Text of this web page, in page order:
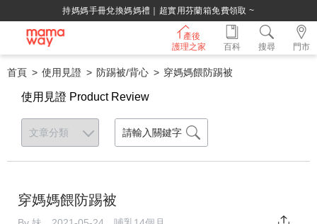
持媽媽手冊兌換媽媽禮｜超實用芬蘭箱免費領取 ~
產後
護理之家
門市
百科 搜尋
首頁 使用見證 防踢被/背心 穿媽媽餵防踢被
使用見證 Product Review
穿媽媽餵防踢被